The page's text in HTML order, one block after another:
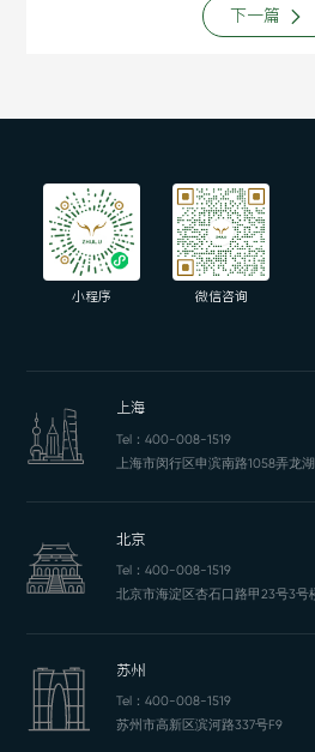
下一篇
小程序 微信咨询
上海
Tel： 400-008-1519
上海市闵行区申滨南路1058弄龙
北京
Tel： 400-008-1519
北京市海淀区杏石口路甲23号3号
苏州
Tel： 400-008-1519
苏州市高新区滨河路337号F9